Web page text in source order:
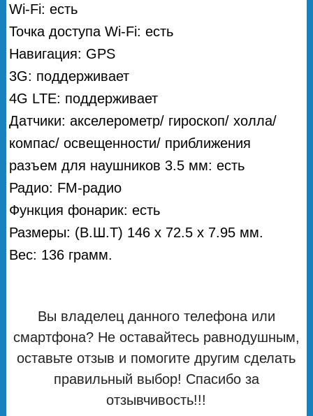
Wi-Fi: есть
Точка доступа Wi-Fi: есть
Навигация: GPS
3G: поддерживает
4G LTE: поддерживает
Датчики: акселерометр/ гироскоп/ холла/
компас/ освещенности/ приближения
разъем для наушников 3.5 мм: есть
Радио: FM-радио
Функция фонарик: есть
Размеры: (В.Ш.Т) 146 x 72.5 x 7.95 мм.
Вес: 136 грамм.
Вы владелец данного телефона или
смартфона? Не оставайтесь равнодушным,
оставьте отзыв и помогите другим сделать
правильный выбор! Спасибо за
отзывчивость!!!